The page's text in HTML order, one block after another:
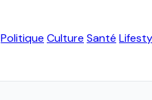
Politique Culture Santé